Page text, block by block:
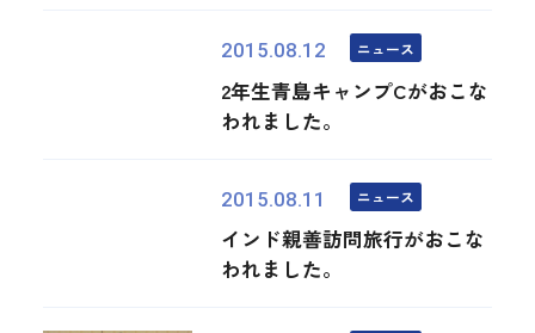
2015.08.12 ニュース
2年生青島キャンプCがおこな
われました。
2015.08.11 ニュース
インド親善訪問旅行がおこな
われました。